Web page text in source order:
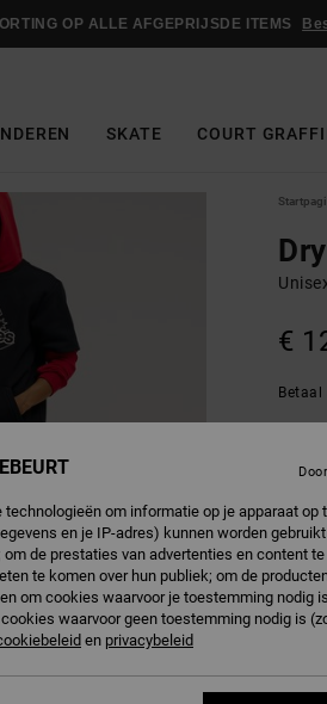
OP ALLE AFGEPRIJSDE ITEMS
SKATE COURT
€
Betaal
Kleur
om informatie op je apparaat op
en je IP-adres) kunnen worden
de prestaties van advertenties en content
te komen over hun publiek; om de
om cookies waarvoor je toestemming nodig
waarvoor geen toestemming nodig is
en privacybeleid